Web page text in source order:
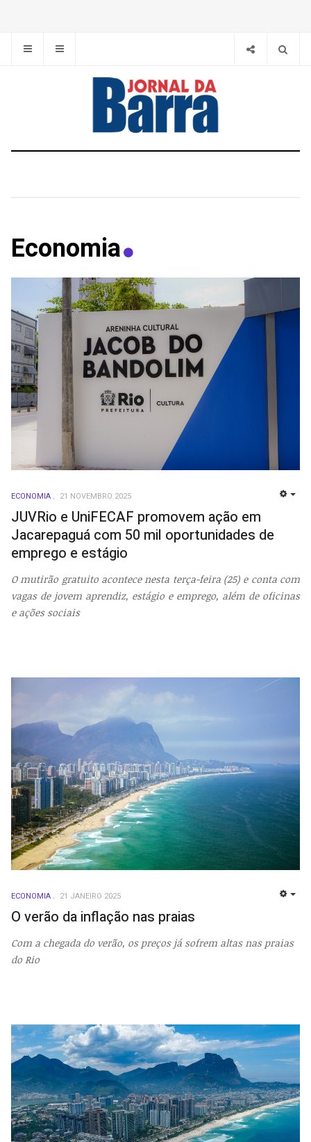
Economia
ECONOMIA 21 NOVEMBRO 2025
JUVRio e UniFECAF promovem ação em
Jacarepaguá com 50 mil oportunidades de
emprego e estágio
O mutirão gratuito acontece nesta terça-feira (25) e conta com
vagas de jovem aprendiz, estágio e emprego, além de oficinas
e ações sociais
ECONOMIA 21 JANEIRO 2025
O verão da inflação nas praias
Com a chegada do verão, os preços já sofrem altas nas praias
do Rio